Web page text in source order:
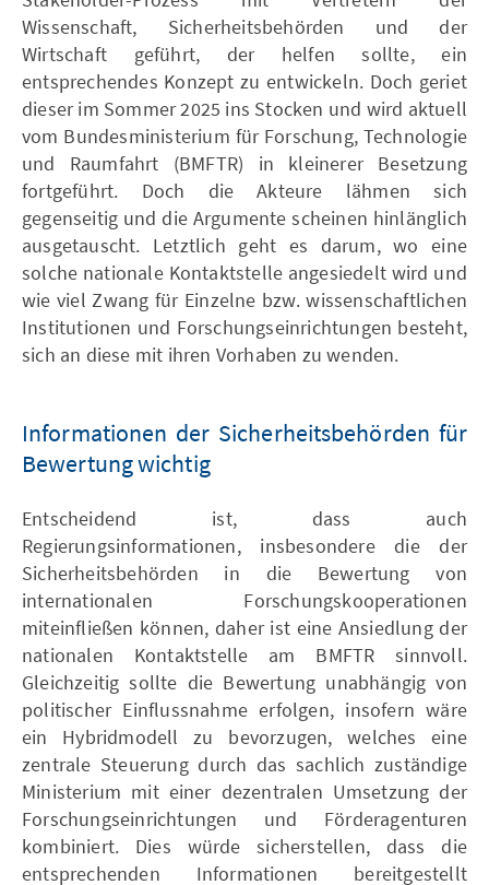
Wissenschaft, Sicherheitsbehörden und der
Wirtschaft geführt, der helfen sollte, ein
entsprechendes Konzept zu entwickeln. Doch geriet
dieser im Sommer 2025 ins Stocken und wird aktuell
vom Bundesministerium für Forschung, Technologie
und Raumfahrt (BMFTR) in kleinerer Besetzung
fortgeführt. Doch die Akteure lähmen sich
gegenseitig und die Argumente scheinen hinlänglich
ausgetauscht. Letztlich geht es darum, wo eine
solche nationale Kontaktstelle angesiedelt wird und
wie viel Zwang für Einzelne bzw. wissenschaftlichen
Institutionen und Forschungseinrichtungen besteht,
sich an diese mit ihren Vorhaben zu wenden.
Informationen der Sicherheitsbehörden für
Bewertung wichtig
Entscheidend ist, dass auch
Regierungsinformationen, insbesondere die der
Sicherheitsbehörden in die Bewertung von
internationalen Forschungskooperationen
miteinfließen können, daher ist eine Ansiedlung der
nationalen Kontaktstelle am BMFTR sinnvoll.
Gleichzeitig sollte die Bewertung unabhängig von
politischer Einflussnahme erfolgen, insofern wäre
ein Hybridmodell zu bevorzugen, welches eine
zentrale Steuerung durch das sachlich zuständige
Ministerium mit einer dezentralen Umsetzung der
Forschungseinrichtungen und Förderagenturen
kombiniert. Dies würde sicherstellen, dass die
entsprechenden Informationen bereitgestellt